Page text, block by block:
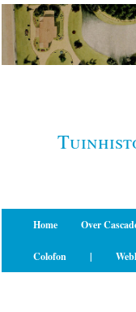
Spring
naar
primaire
Home Over
Colofon |